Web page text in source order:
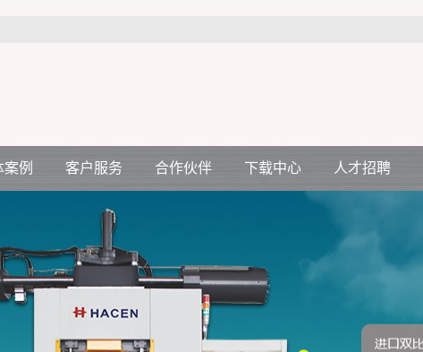
案例
件行业
机行业
客户服务
客户服务
合作伙伴 下载中心 人才招聘